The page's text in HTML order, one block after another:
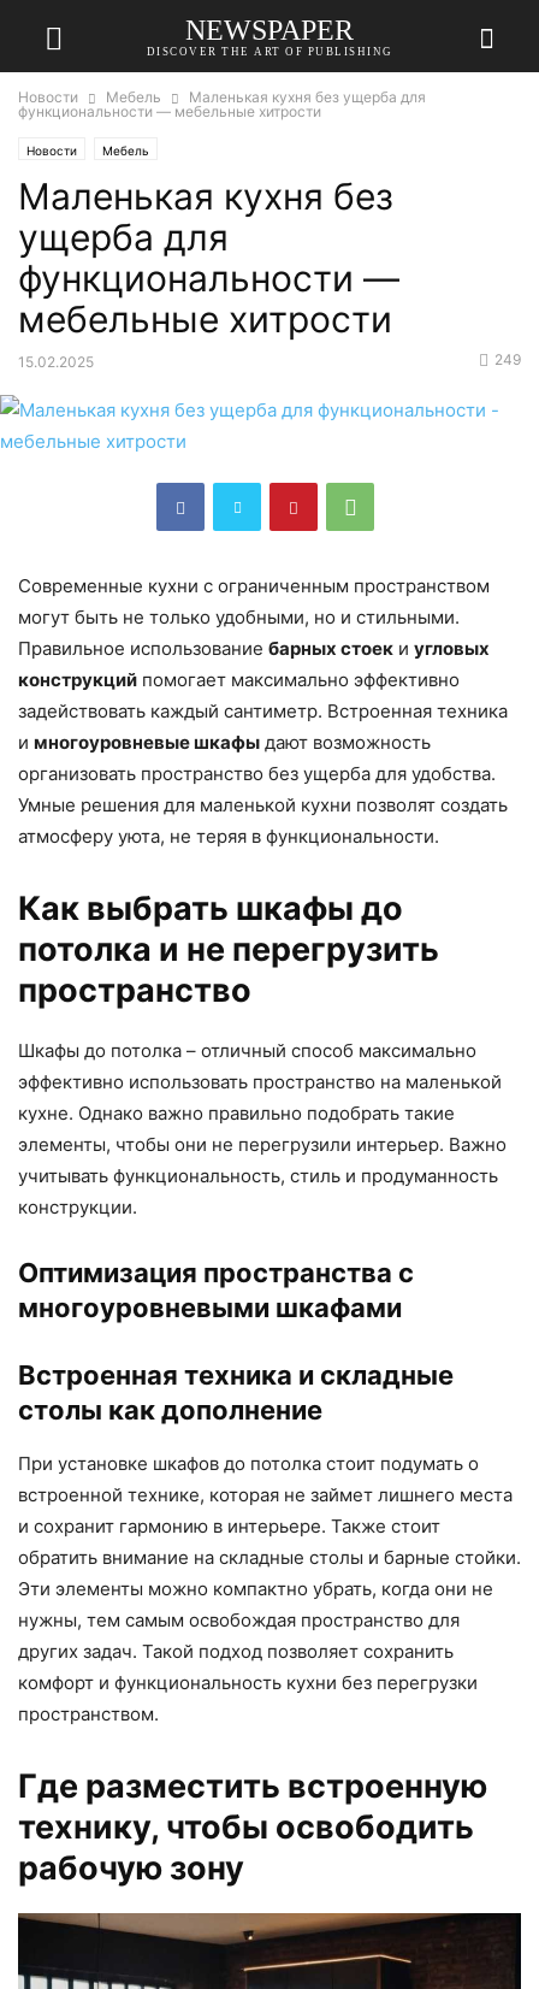
NEWSPAPER
DISCOVER THE ART OF PUBLISHING
Новости Мебель
Маленькая кухня без ущерба для
функциональности — мебельные хитрости
Новости Мебель
Маленькая кухня без
ущерба для
функциональности —
мебельные хитрости
15.02.2025 249
Современные кухни с ограниченным пространством
могут быть не только удобными, но и стильными.
Правильное использование барных стоек и угловых
конструкций помогает максимально эффективно
задействовать каждый сантиметр. Встроенная техника
и многоуровневые шкафы дают возможность
организовать пространство без ущерба для удобства.
Умные решения для маленькой кухни позволят создать
атмосферу уюта, не теряя в функциональности.
Как выбрать шкафы до
потолка и не перегрузить
пространство
Шкафы до потолка – отличный способ максимально
эффективно использовать пространство на маленькой
кухне. Однако важно правильно подобрать такие
элементы, чтобы они не перегрузили интерьер. Важно
учитывать функциональность, стиль и продуманность
конструкции.
Оптимизация пространства с
многоуровневыми шкафами
Встроенная техника и складные
столы как дополнение
При установке шкафов до потолка стоит подумать о
встроенной технике, которая не займет лишнего места
и сохранит гармонию в интерьере. Также стоит
обратить внимание на складные столы и барные стойки.
Эти элементы можно компактно убрать, когда они не
нужны, тем самым освобождая пространство для
других задач. Такой подход позволяет сохранить
комфорт и функциональность кухни без перегрузки
пространством.
Где разместить встроенную
технику, чтобы освободить
рабочую зону